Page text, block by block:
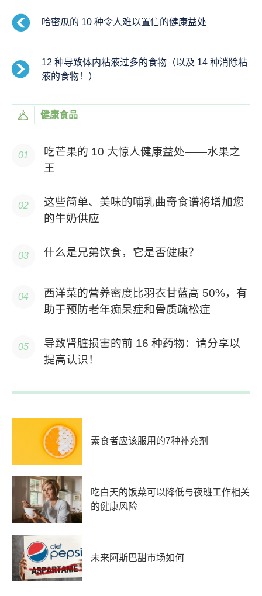
哈密​​瓜的 10 种令人难以置信的健康益处
12 种导致体内粘液过多的食物（以及 14 种消除粘
液的食物！）
健康食品
吃芒果的 10 大惊人健康益处——水果之
王
这些简单、美味的哺乳曲奇食谱将增加您
的牛奶供应
什么是兄弟饮食，它是否健康？
西洋菜的营养密度比羽衣甘蓝高 50%，有
助于预防老年痴呆症和骨质疏松症
导致肾脏损害的前 16 种药物：请分享以
提高认识！
素食者应该服用的7种补充剂
吃白天的饭菜可以降低与夜班工作相关
的健康风险
未来阿斯巴甜市场如何